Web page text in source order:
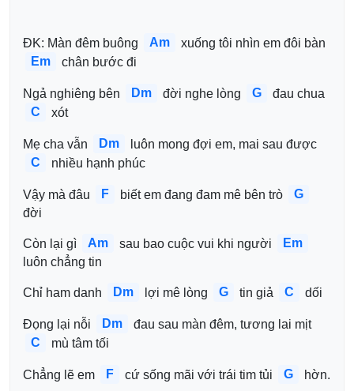
ĐK: Màn đêm buông Am
xuống tôi nhìn em đôi bàn
Em
chân bước đi
Ngả nghiêng bên Dm đời nghe lòng G
đau chua
C
xót
Mẹ cha vẫn Dm
luôn mong đợi em, mai sau được
C
nhiều hạnh phúc
Vậy mà đâu F biết em đang đam mê bên trò
G
đời
Còn lại gì Am sau bao cuộc vui khi người
Em
luôn chẳng tin
Chỉ ham danh Dm lợi mê lòng G tin giả C dối
Đọng lại nỗi Dm
đau sau màn đêm, tương lai mịt
C
mù tâm tối
Chẳng lẽ em F cứ sống mãi với trái tim tủi G hờn.